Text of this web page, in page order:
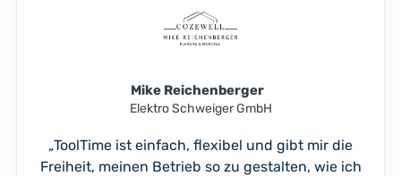
Mike Reichenberger
Elektro Schweiger GmbH
„ToolTime ist einfach, flexibel und gibt mir die
Freiheit, meinen Betrieb so zu gestalten, wie ich